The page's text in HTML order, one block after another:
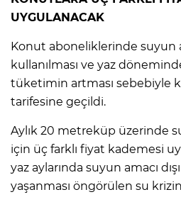
UYGULANACAK
Konut aboneliklerinde suyun
kullanılması ve yaz
tüketimin artması sebebiyle
tarifesine geçildi.
Aylık 20 metreküp üzerinde
için üç farklı fiyat kademesi
yaz aylarında suyun amacı
yaşanması öngörülen su